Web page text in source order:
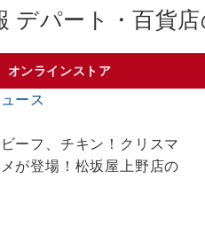
デパート・百貨
オンラインストア
ース
ーフ、チキン！クリスマ
が登場！松坂屋上野店の